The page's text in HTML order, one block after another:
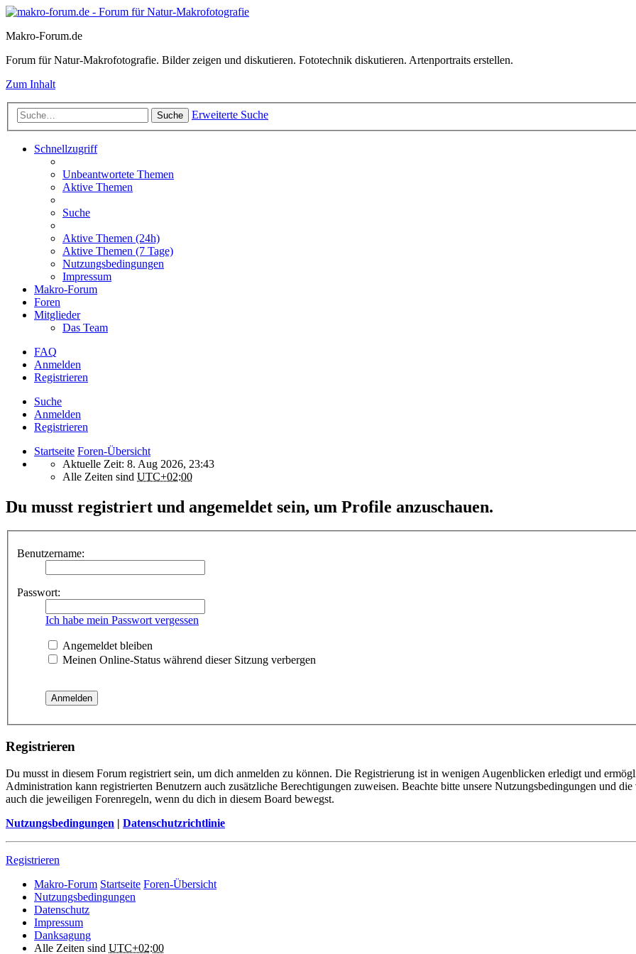
Makro-Forum.de
Forum für Natur-Makrofotografie. Bilder zeigen und diskutieren. Fototechnik diskutieren. Artenportraits erstellen.
Zum Inhalt
Suche Erweiterte Suche
Schnellzugriff
Unbeantwortete Themen
Aktive Themen
Suche
Aktive Themen (24h)
Aktive Themen (7 Tage)
Nutzungsbedingungen
Impressum
Makro-Forum
Foren
Mitglieder
Das Team
FAQ
Anmelden
Registrieren
Suche
Anmelden
Registrieren
Startseite Foren-Übersicht
Aktuelle Zeit: 8. Aug 2026, 23:43
Alle Zeiten sind UTC+02:00
Du musst registriert und angemeldet sein, um Profile anzuschauen.
Benutzername:
Passwort:
Ich habe mein Passwort vergessen
Angemeldet bleiben
Meinen Online-Status während dieser Sitzung verbergen
Registrieren
Du musst in diesem Forum registriert sein, um dich anmelden zu können. Die Registrierung ist in wenigen Augenblicken erledigt und
Administration kann registrierten Benutzern auch zusätzliche Berechtigungen zuweisen. Beachte bitte unsere Nutzungsbedingungen und
auch die jeweiligen Forenregeln, wenn du dich in diesem Board bewegst.
Nutzungsbedingungen | Datenschutzrichtlinie
Registrieren
Makro-Forum Startseite Foren-Übersicht
Nutzungsbedingungen
Datenschutz
Impressum
Danksagung
Alle Zeiten sind UTC+02:00